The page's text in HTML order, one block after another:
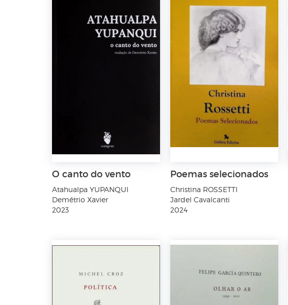
O canto do vento
Atahualpa YUPANQUI
Demétrio Xavier
2023
Poemas selecionados
Christina ROSSETTI
Jardel Cavalcanti
2024